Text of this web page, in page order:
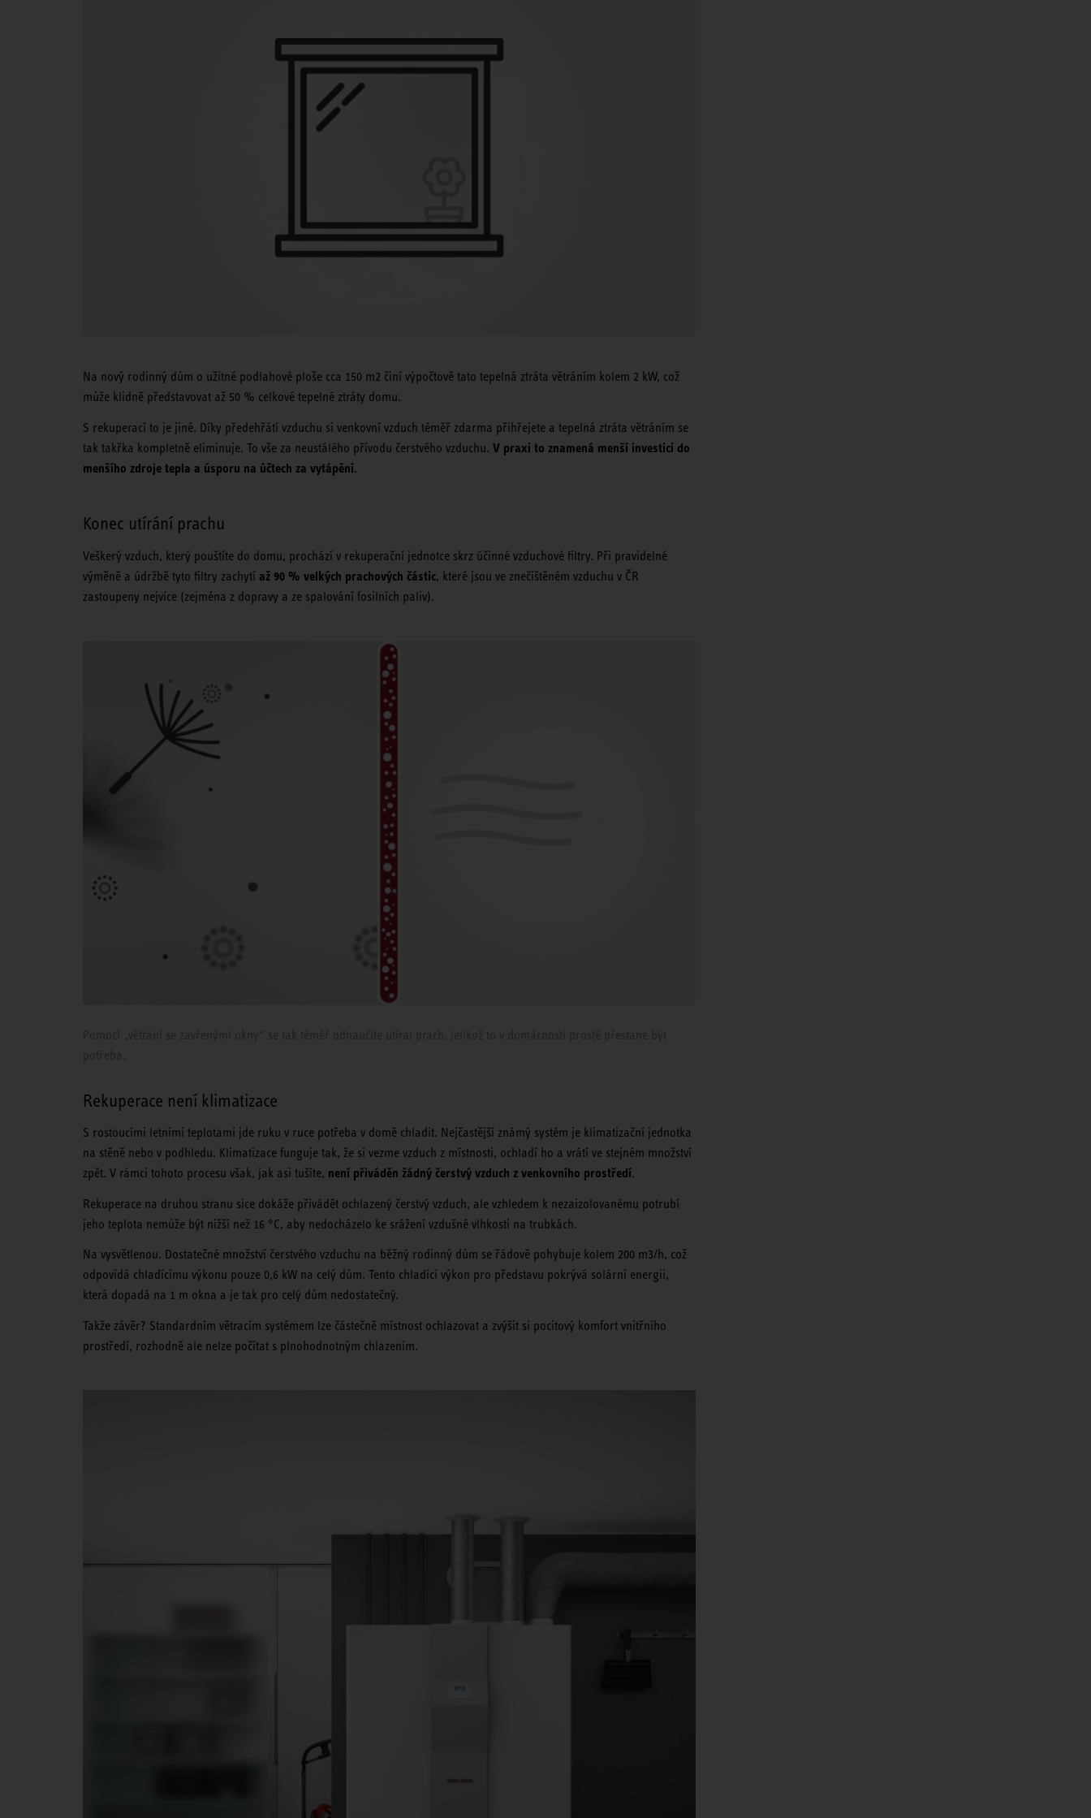
Na nový rodinný dům o užitné podlahové ploše cca 150 m2 činí výpočtově tato tepelná ztráta větráním kolem 2 kW, což
může klidně představovat až 50 % celkové tepelné ztráty domu.
S rekuperací to je jiné. Díky předehřátí vzduchu si venkovní vzduch téměř zdarma přihřejete a tepelná ztráta větráním se
tak takřka kompletně eliminuje. To vše za neustálého přívodu čerstvého vzduchu. V praxi to znamená menší investici do
menšího zdroje tepla a úsporu na účtech za vytápění.
Konec utírání prachu
Veškerý vzduch, který pouštíte do domu, prochází v rekuperační jednotce skrz účinné vzduchové filtry. Při pravidelné
výměně a údržbě tyto filtry zachytí až 90 % velkých prachových částic, které jsou ve znečištěném vzduchu v ČR
zastoupeny nejvíce (zejména z dopravy a ze spalování fosilních paliv).
Rekuperace není klimatizace
S rostoucími letními teplotami jde ruku v ruce potřeba v domě chladit. Nejčastější známý systém je klimatizační jednotka
na stěně nebo v podhledu. Klimatizace funguje tak, že si vezme vzduch z místnosti, ochladí ho a vrátí ve stejném množství
zpět. V rámci tohoto procesu však, jak asi tušíte, není přiváděn žádný čerstvý vzduch z venkovního prostředí.
Rekuperace na druhou stranu sice dokáže přivádět ochlazený čerstvý vzduch, ale vzhledem k nezaizolovanému potrubí
jeho teplota nemůže být nižší než 16 °C, aby nedocházelo ke srážení vzdušné vlhkosti na trubkách.
Na vysvětlenou. Dostatečné množství čerstvého vzduchu na běžný rodinný dům se řádově pohybuje kolem 200 m3/h, což
odpovídá chladícímu výkonu pouze 0,6 kW na celý dům. Tento chladící výkon pro představu pokrývá solární energii,
která dopadá na 1 m okna a je tak pro celý dům nedostatečný.
Takže závěr? Standardním větracím systémem lze částečně místnost ochlazovat a zvýšit si pocitový komfort vnitřního
prostředí, rozhodně ale nelze počítat s plnohodnotným chlazením.